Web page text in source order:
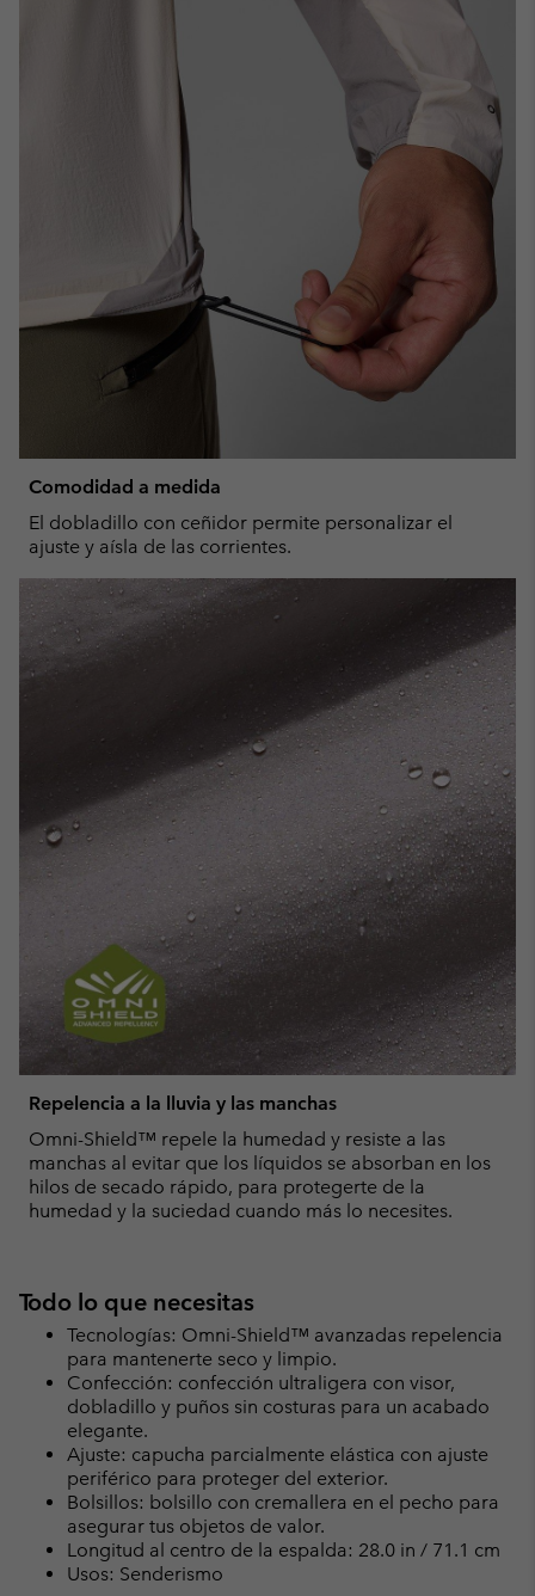
Comodidad a medida
El dobladillo con ceñidor permite personalizar el
ajuste y aísla de las corrientes.
Repelencia a la lluvia y las manchas
Omni-Shield™ repele la humedad y resiste a las
manchas al evitar que los líquidos se absorban en los
hilos de secado rápido, para protegerte de la
humedad y la suciedad cuando más lo necesites.
Todo lo que necesitas
Tecnologías: Omni-Shield™ avanzadas repelencia
para mantenerte seco y limpio.
Confección: confección ultraligera con visor,
dobladillo y puños sin costuras para un acabado
elegante.
Ajuste: capucha parcialmente elástica con ajuste
periférico para proteger del exterior.
Bolsillos: bolsillo con cremallera en el pecho para
asegurar tus objetos de valor.
Longitud al centro de la espalda: 28.0 in / 71.1 cm
Usos: Senderismo